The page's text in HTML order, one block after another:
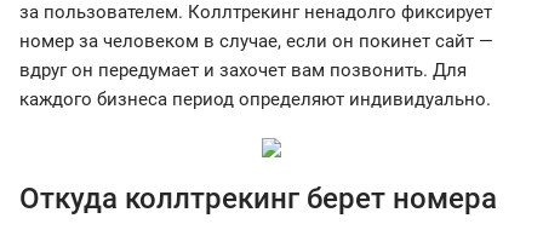
за пользователем. Коллтрекинг ненадолго фиксирует
номер за человеком в случае, если он покинет сайт —
вдруг он передумает и захочет вам позвонить. Для
каждого бизнеса период определяют индивидуально.
Откуда коллтрекинг берет номера